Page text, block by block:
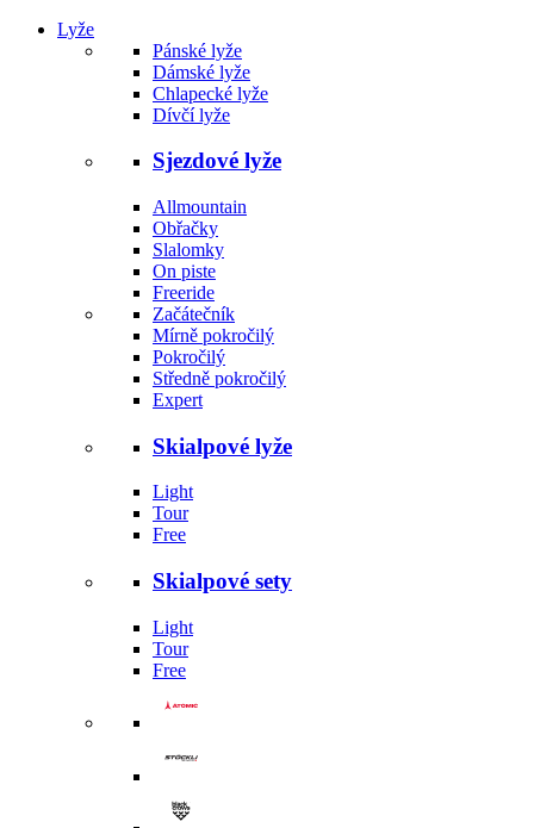
Lyže
Pánské lyže
Dámské lyže
Chlapecké lyže
Dívčí lyže
Sjezdové lyže
Allmountain
Obřačky
Slalomky
On piste
Freeride
Začátečník
Mírně pokročilý
Pokročilý
Středně pokročilý
Expert
Skialpové lyže
Light
Tour
Free
Skialpové sety
Light
Tour
Free